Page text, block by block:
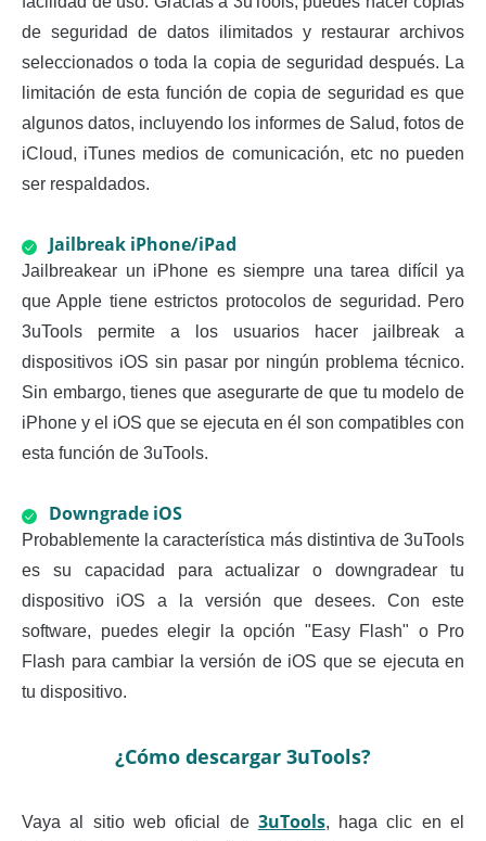
de seguridad de datos ilimitados y restaurar archivos
seleccionados o toda la copia de seguridad después. La
limitación de esta función de copia de seguridad es que
algunos datos, incluyendo los informes de Salud, fotos de
iCloud, iTunes medios de comunicación, etc no pueden
ser respaldados.
Jailbreak iPhone/iPad
Jailbreakear un iPhone es siempre una tarea difícil ya
que Apple tiene estrictos protocolos de seguridad. Pero
3uTools permite a los usuarios hacer jailbreak a
dispositivos iOS sin pasar por ningún problema técnico.
Sin embargo, tienes que asegurarte de que tu modelo de
iPhone y el iOS que se ejecuta en él son compatibles con
esta función de 3uTools.
Downgrade iOS
Probablemente la característica más distintiva de 3uTools
es su capacidad para actualizar o downgradear tu
dispositivo iOS a la versión que desees. Con este
software, puedes elegir la opción "Easy Flash" o Pro
Flash para cambiar la versión de iOS que se ejecuta en
tu dispositivo.
¿Cómo descargar 3uTools?
Vaya al sitio web oficial de 3uTools, haga clic en el